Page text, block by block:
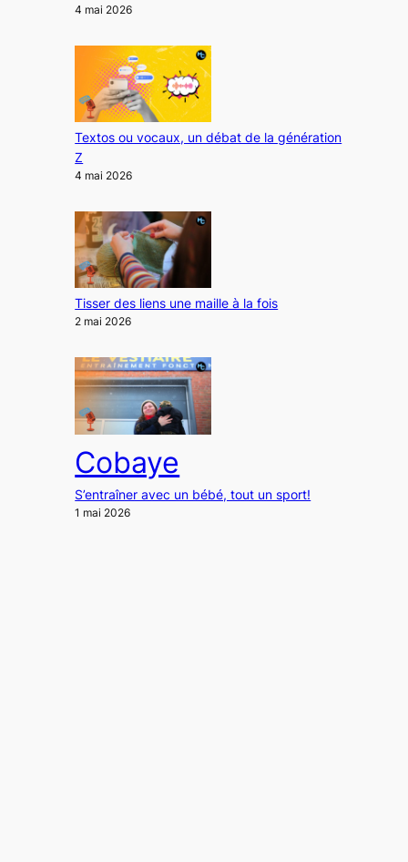
4 mai 2026
Textos ou vocaux, un débat de la génération
Z
4 mai 2026
Tisser des liens une maille à la fois
2 mai 2026
Cobaye
S’entraîner avec un bébé, tout un sport!
1 mai 2026